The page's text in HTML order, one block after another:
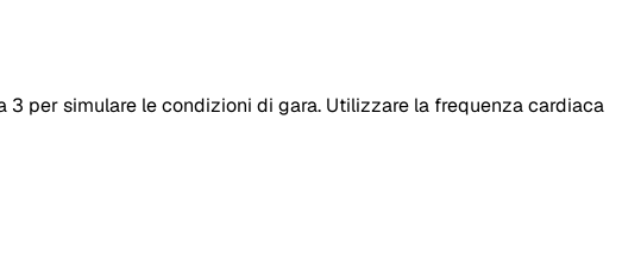
per simulare le condizioni di gara. Utilizzare la frequenza cardiaca